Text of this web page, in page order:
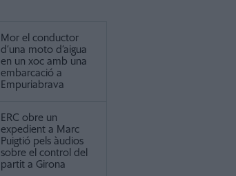
Mor el conductor
d’una moto d’aigua
en un xoc amb una
embarcació a
Empuriabrava
ERC obre un
expedient a Marc
Puigtió pels àudios
sobre el control del
partit a Girona